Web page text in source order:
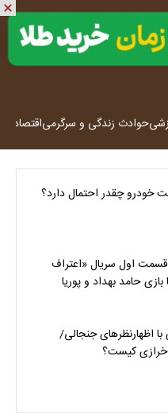
حوادث زندگی و سرگرمیاقتصاد
خودرو چقدر احتمال دارد؟
اول سریال «اعتراف
حامد بهداد و پوریا
اظهارنظرهای جنجالی/
خرازی کیست؟